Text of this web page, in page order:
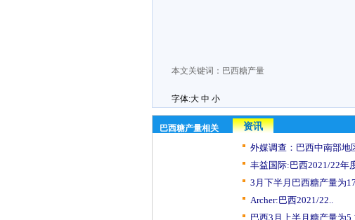
本文关键词： 巴西糖产量
字体:大 中 小
巴西糖产量相关
资讯
外媒调查：巴西中南部地
丰益国际:巴西2021/22年
3月下半月巴西糖产量为
Archer:巴西2021/22..
巴西3月上半月糖产量为